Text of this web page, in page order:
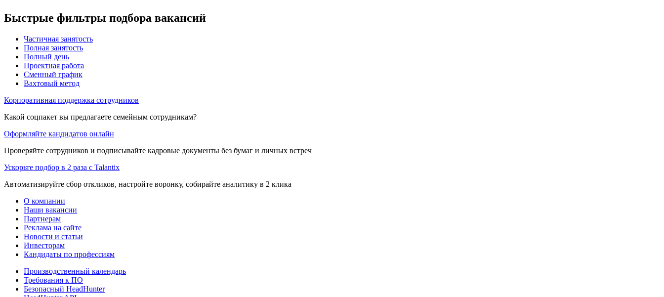
Быстрые фильтры подбора вакансий
Частичная занятость
Полная занятость
Полный день
Проектная работа
Сменный график
Вахтовый метод
Корпоративная поддержка сотрудников
Какой соцпакет вы предлагаете семейным сотрудникам?
Оформляйте кандидатов онлайн
Проверяйте сотрудников и подписывайте кадровые документы без бумаг и личных встреч
Ускорьте подбор в 2 раза с Talantix
Автоматизируйте сбор откликов, настройте воронку, собирайте аналитику в 2 клика
О компании
Наши вакансии
Партнерам
Реклама на сайте
Новости и статьи
Инвесторам
Кандидаты по профессиям
Производственный календарь
Требования к ПО
Безопасный HeadHunter